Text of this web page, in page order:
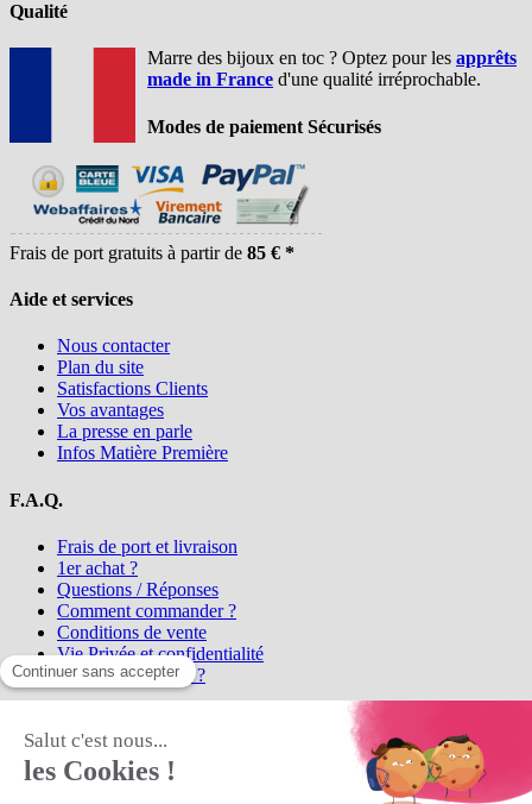
Qualité
Marre des bijoux en toc ? Optez pour les apprêts
made in France d'une qualité irréprochable.
Modes de paiement Sécurisés
Frais de port gratuits à partir de 85 € *
Aide et services
Nous contacter
Plan du site
Satisfactions Clients
Vos avantages
La presse en parle
Infos Matière Première
F.A.Q.
Frais de port et livraison
1er achat ?
Questions / Réponses
Comment commander ?
Conditions de vente
Vie Privée et confidentialité
Qui sommes-nous ?
la référence en perles et bijoux